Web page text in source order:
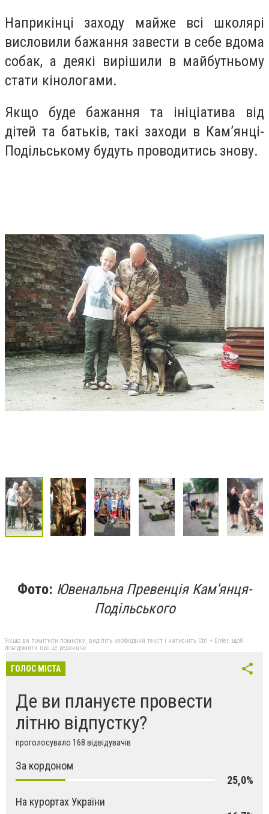
Наприкінці заходу майже всі школярі
висловили бажання завести в себе вдома
собак, а деякі вирішили в майбутньому
стати кінологами.
Якщо буде бажання та ініціатива від
дітей та батьків, такі заходи в Кам’янці-
Подільському будуть проводитись знову.
Фото: Ювенальна Превенція Кам'янця-
Подільського
Якщо ви помітили помилку, виділіть необхідний текст і натисніть Ctrl + Enter, щоб
повідомити про це редакцію
ГОЛОС МІСТА
Де ви плануєте провести
літню відпустку?
проголосувало 168 відвідувачів
За кордоном
25,0%
На курортах України